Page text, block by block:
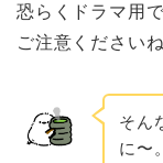
恐らくドラマ用
ご注意くださいね
そん
に〜